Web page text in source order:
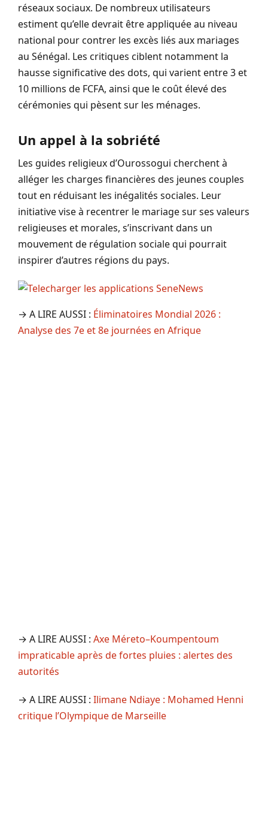
réseaux sociaux. De nombreux utilisateurs
estiment qu’elle devrait être appliquée au niveau
national pour contrer les excès liés aux mariages
au Sénégal. Les critiques ciblent notamment la
hausse significative des dots, qui varient entre 3 et
10 millions de FCFA, ainsi que le coût élevé des
cérémonies qui pèsent sur les ménages.
Un appel à la sobriété
Les guides religieux d’Ourossogui cherchent à
alléger les charges financières des jeunes couples
tout en réduisant les inégalités sociales. Leur
initiative vise à recentrer le mariage sur ses valeurs
religieuses et morales, s’inscrivant dans un
mouvement de régulation sociale qui pourrait
inspirer d’autres régions du pays.
→ A LIRE AUSSI : Éliminatoires Mondial 2026 :
Analyse des 7e et 8e journées en Afrique
→ A LIRE AUSSI : Axe Méreto–Koumpentoum
impraticable après de fortes pluies : alertes des
autorités
→ A LIRE AUSSI : Ilimane Ndiaye : Mohamed Henni
critique l’Olympique de Marseille